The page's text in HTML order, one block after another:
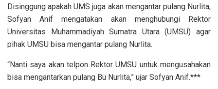
Disinggung apakah UMS juga akan mengantar pulang Nurlita,
Sofyan Anif mengatakan akan menghubungi Rektor
Universitas Muhammadiyah Sumatra Utara (UMSU) agar
pihak UMSU bisa mengantar pulang Nurlita.
“Nanti saya akan telpon Rektor UMSU untuk mengusahakan
bisa mengantarkan pulang Bu Nurlita,” ujar Sofyan Anif.***